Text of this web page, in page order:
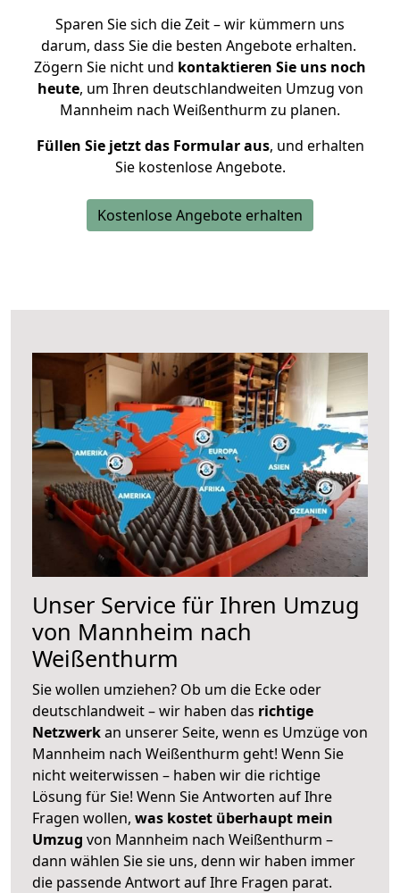
Sparen Sie sich die Zeit – wir kümmern uns
darum, dass Sie die besten Angebote erhalten.
Zögern Sie nicht und kontaktieren Sie uns noch
heute, um Ihren deutschlandweiten Umzug von
Mannheim nach Weißenthurm zu planen.
Füllen Sie jetzt das Formular aus, und erhalten
Sie kostenlose Angebote.
Kostenlose Angebote erhalten
Unser Service für Ihren Umzug
von Mannheim nach
Weißenthurm
Sie wollen umziehen? Ob um die Ecke oder
deutschlandweit – wir haben das richtige
Netzwerkan unserer Seite, wenn es Umzüge von
Mannheim nach Weißenthurm geht! Wenn Sie
nicht weiterwissen – haben wir die richtige
Lösung für Sie! Wenn Sie Antworten auf Ihre
Fragen wollen, was kostet überhaupt mein
Umzug von Mannheim nach Weißenthurm –
dann wählen Sie sie uns, denn wir haben immer
die passende Antwort auf Ihre Fragen parat.